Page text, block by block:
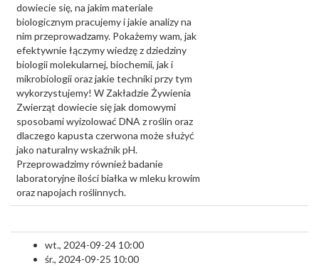
dowiecie się, na jakim materiale
biologicznym pracujemy i jakie analizy na
nim przeprowadzamy. Pokażemy wam, jak
efektywnie łączymy wiedzę z dziedziny
biologii molekularnej, biochemii, jak i
mikrobiologii oraz jakie techniki przy tym
wykorzystujemy! W Zakładzie Żywienia
Zwierząt dowiecie się jak domowymi
sposobami wyizolować DNA z roślin oraz
dlaczego kapusta czerwona może służyć
jako naturalny wskaźnik pH.
Przeprowadzimy również badanie
laboratoryjne ilości białka w mleku krowim
oraz napojach roślinnych.
wt., 2024-09-24 10:00
śr., 2024-09-25 10:00